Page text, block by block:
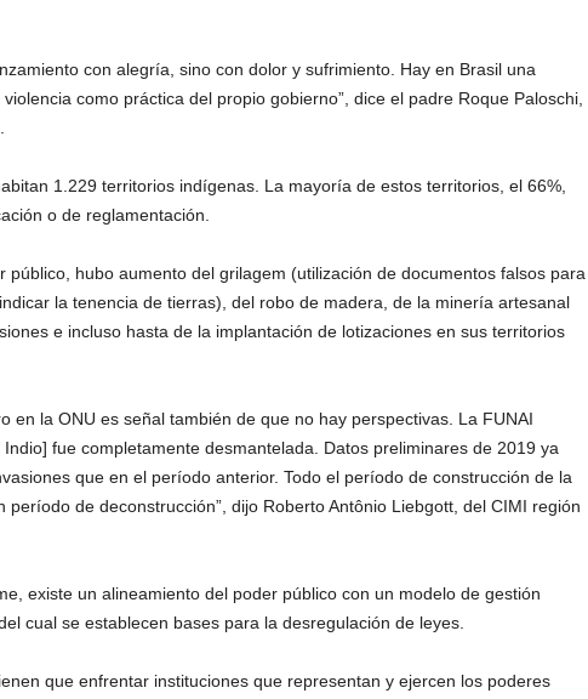
con alegría, sino con dolor y sufrimiento. Hay en Brasil una
como práctica del propio gobierno”, dice el padre Roque Paloschi,
1.229 territorios indígenas. La mayoría de estos territorios, el 66%,
o de reglamentación.
público, hubo aumento del grilagem (utilización de documentos falsos para
la tenencia de tierras), del robo de madera, de la minería artesanal
e incluso hasta de la implantación de lotizaciones en sus territorios
en la ONU es señal también de que no hay perspectivas. La FUNAI
fue completamente desmantelada. Datos preliminares de 2019 ya
que en el período anterior. Todo el período de construcción de la
período de deconstrucción”, dijo Roberto Antônio Liebgott, del CIMI región
existe un alineamiento del poder público con un modelo de gestión
cual se establecen bases para la desregulación de leyes.
que enfrentar instituciones que representan y ejercen los poderes